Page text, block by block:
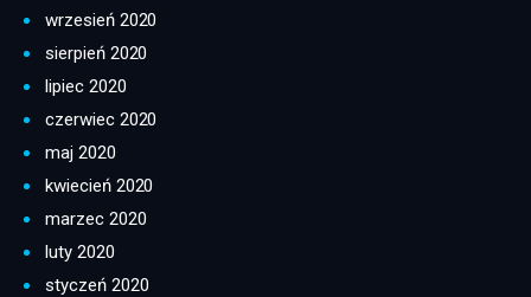
wrzesień 2020
sierpień 2020
lipiec 2020
czerwiec 2020
maj 2020
kwiecień 2020
marzec 2020
luty 2020
styczeń 2020